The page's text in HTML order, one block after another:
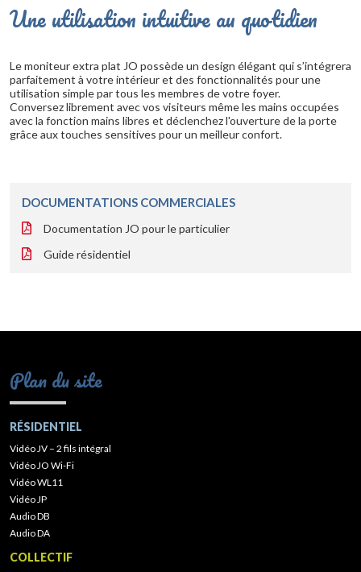
Une utilisation intuitive au quotidien
Le moniteur extra plat JO possède un design élégant qui s’intégrera
parfaitement à votre intérieur et des fonctionnalités pour une
utilisation simple par tous les membres de votre foyer.
Conversez librement avec vos visiteurs même les mains occupées
avec la fonction mains libres et déclenchez l'ouverture de la porte
grâce aux touches sensitives pour un meilleur confort.
DOCUMENTATIONS COMMERCIALES
Documentation JO pour le particulier
Guide résidentiel
Plan du site
RÉSIDENTIEL
Vidéo JV – 2 fils intégral
Vidéo JO Wi-Fi
Vidéo WL11
Vidéo JP
Audio DB
Audio DA
COLLECTIF